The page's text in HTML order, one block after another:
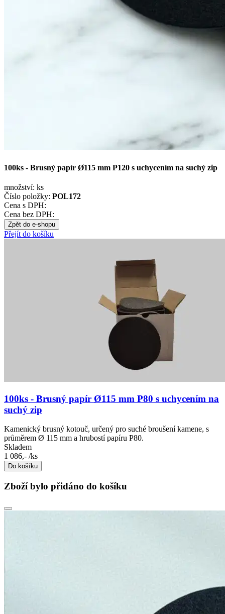
100ks - Brusný papír Ø115 mm P120 s uchycením na suchý zip
množství: ks
Číslo položky: POL172
Cena s DPH:
Cena bez DPH:
Zpět do e-shopu
Přejít do košíku
100ks - Brusný papír Ø115 mm P80 s uchycením na
suchý zip
Kamenický brusný kotouč, určený pro suché broušení kamene, s
průměrem Ø 115 mm a hrubostí papíru P80.
Skladem
1 086,- /ks
Do košíku
Zboží bylo přidáno do košíku